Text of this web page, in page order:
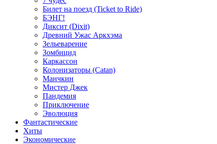
Билет на поезд (Ticket to Ride)
БЭНГ!
Диксит (Dixit)
Древний Ужас Аркхэма
Зельеварение
Зомбицид
Каркассон
Колонизаторы (Catan)
Манчкин
Мистер Джек
Пандемия
Приключение
Эволюция
Фантастические
Хиты
Экономические